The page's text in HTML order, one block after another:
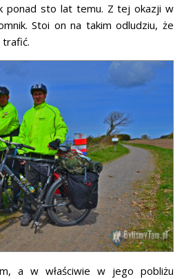
ponad sto lat temu. Z tej okazji w
Stoi on na takim odludziu, że
trafić.
a w właściwie w jego pobliżu